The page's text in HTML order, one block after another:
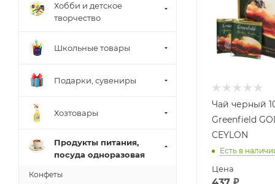
Чай черный
Greenfield
CEYLON
Есть в
Цена
Хобби и детское
творчество
Школьные товары
Подарки, сувениры
Хозтовары
Продукты питания,
посуда одноразовая
Конфеты